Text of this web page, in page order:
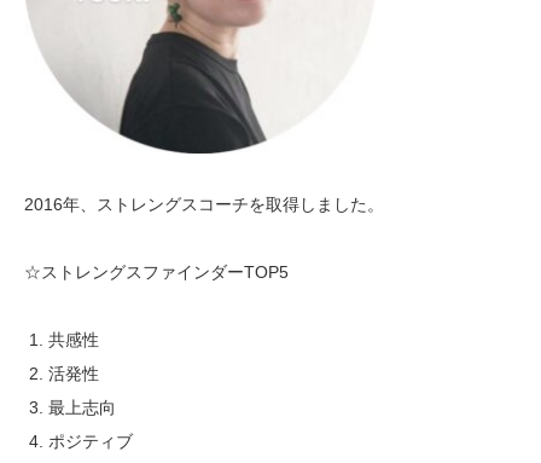
2016年、ストレングスコーチを取得しました。
☆ストレングスファインダーTOP5
共感性
活発性
最上志向
ポジティブ